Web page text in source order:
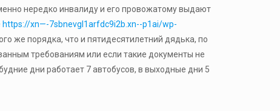
нередко инвалиду и его провожатому выдают
https://xn—-7sbnevgl1arfdc9i2b.xn--p1ai/wp-
же порядка, что и пятидесятилетний дядька, по
требованиям или если такие документы не
дни работает 7 автобусов, в выходные дни 5